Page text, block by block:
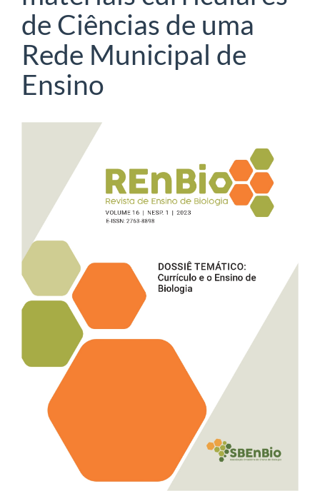
de Ciências de uma
Rede Municipal de
Ensino
lateral
artigos